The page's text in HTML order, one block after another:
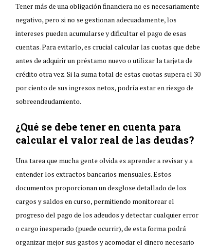
Tener más de una obligación financiera no es necesariamente
negativo, pero si no se gestionan adecuadamente, los
intereses pueden acumularse y dificultar el pago de esas
cuentas. Para evitarlo, es crucial calcular las cuotas que debe
antes de adquirir un préstamo nuevo o utilizar la tarjeta de
crédito otra vez. Si la suma total de estas cuotas supera el 30
por ciento de sus ingresos netos, podría estar en riesgo de
sobreendeudamiento.
¿Qué se debe tener en cuenta para
calcular el valor real de las deudas?
Una tarea que mucha gente olvida es aprender a revisar y a
entender los extractos bancarios mensuales. Estos
documentos proporcionan un desglose detallado de los
cargos y saldos en curso, permitiendo monitorear el
progreso del pago de los adeudos y detectar cualquier error
o cargo inesperado (puede ocurrir), de esta forma podrá
organizar mejor sus gastos y acomodar el dinero necesario